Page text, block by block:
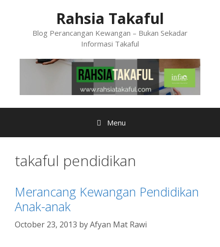
Rahsia Takaful
Blog Perancangan Kewangan – Bukan Sekadar
Informasi Takaful
Menu
takaful pendidikan
Merancang Kewangan Pendidikan
Anak-anak
October 23, 2013 byAfyan Mat Rawi